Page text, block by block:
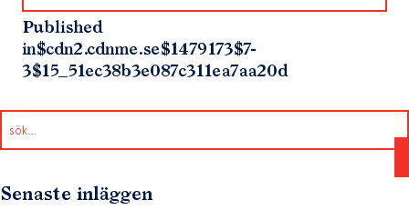
Published
in$cdn2.cdnme.se$1479173$7-
3$15_51ec38b3e087c311ea7aa20d
Senaste inläggen